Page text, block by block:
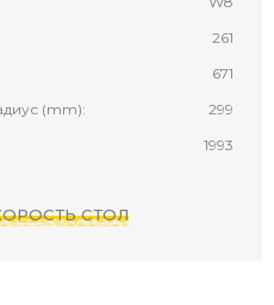
261
671
(mm):
299
1993
СТОЛ